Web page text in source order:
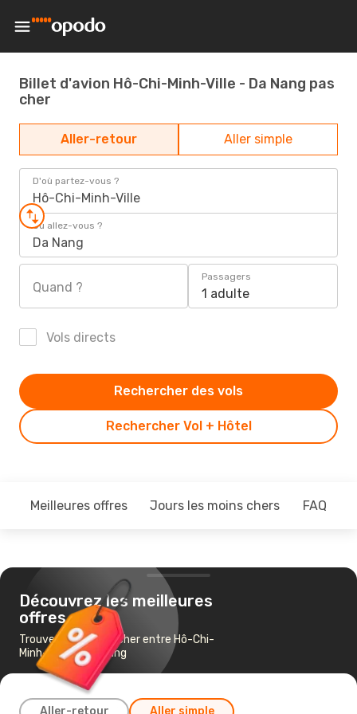
Billet d'avion Hô-Chi-Minh-Ville - Da Nang pas
cher
Aller-retour Aller simple
D'où partez-vous ?
Hô-Chi-Minh-Ville
Où allez-vous ?
Da Nang
Quand ?
Passagers
1 adulte
Vols directs
Rechercher Vol + Hôtel
Rechercher des vols
Meilleures offres Jours les moins chers FAQ
Découvrez les meilleures
offres
Trouvez un vol pas cher entre Hô-Chi-
Minh-Ville et Da Nang
Aller-retour Aller simple